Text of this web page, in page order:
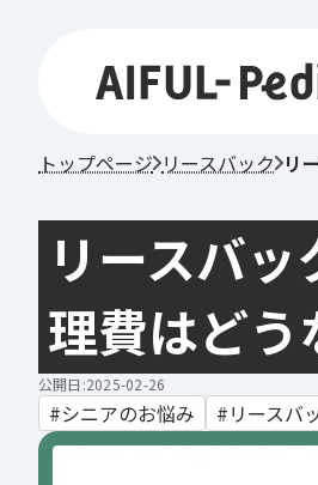
トップページ リースバック リ
リースバ
理費はど
公開日:2025-02-26
シニアのお悩み リースバ